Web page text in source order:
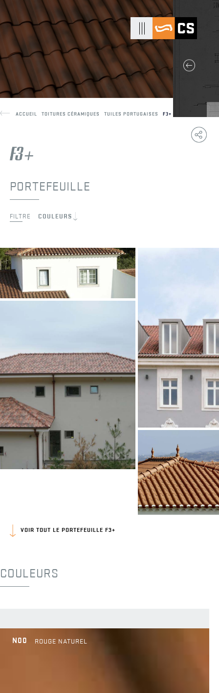
ACCUEIL TOITURES CÉRAMIQUES TUILES PORTUGAISES F3+
Copy
Link
PORTEFEUILLE
FILTRE COULEURS
VOIR TOUT LE PORTEFEUILLE F3+
COULEURS
N00 ROUGE NATUREL